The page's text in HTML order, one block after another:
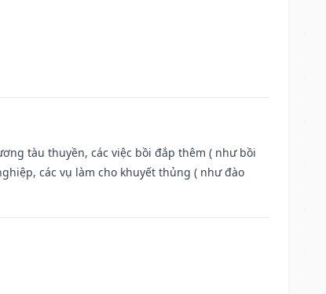
tàu thuyền, các việc bồi đắp thêm ( như bồi
các vụ làm cho khuyết thủng ( như đào